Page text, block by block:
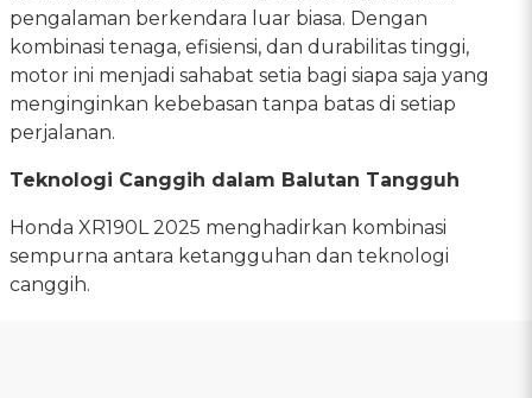
pengalaman berkendara luar biasa. Dengan
kombinasi tenaga, efisiensi, dan durabilitas tinggi,
motor ini menjadi sahabat setia bagi siapa saja yang
menginginkan kebebasan tanpa batas di setiap
perjalanan.
Teknologi Canggih dalam Balutan Tangguh
Honda XR190L 2025 menghadirkan kombinasi
sempurna antara ketangguhan dan teknologi
canggih.